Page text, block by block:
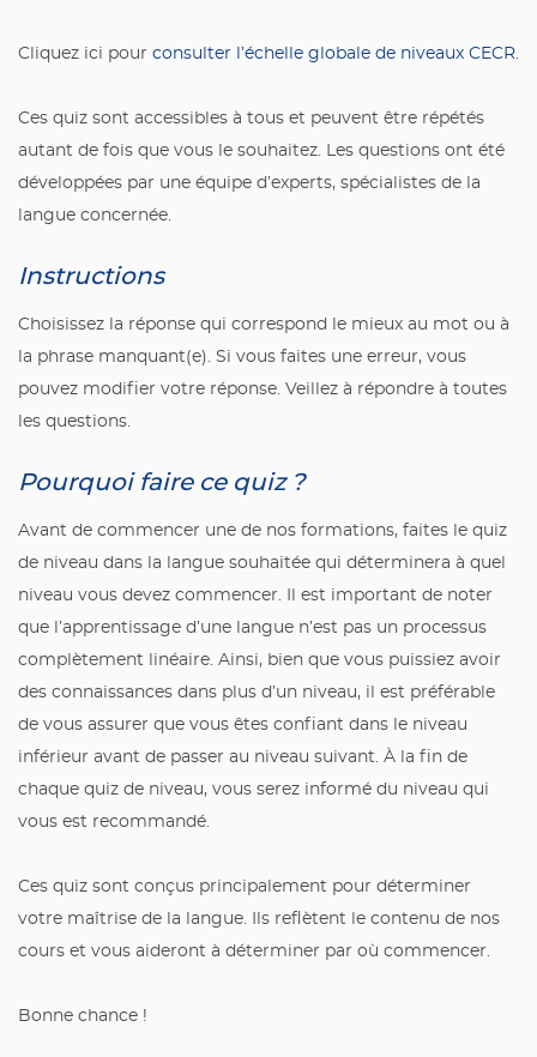
Cliquez ici pour consulter l’échelle globale de niveaux CECR.
Ces quiz sont accessibles à tous et peuvent être répétés
autant de fois que vous le souhaitez. Les questions ont été
développées par une équipe d’experts, spécialistes de la
langue concernée.
Instructions
Choisissez la réponse qui correspond le mieux au mot ou à
la phrase manquant(e). Si vous faites une erreur, vous
pouvez modifier votre réponse. Veillez à répondre à toutes
les questions.
Pourquoi faire ce quiz ?
Avant de commencer une de nos formations, faites le quiz
de niveau dans la langue souhaitée qui déterminera à quel
niveau vous devez commencer. Il est important de noter
que l’apprentissage d’une langue n’est pas un processus
complètement linéaire. Ainsi, bien que vous puissiez avoir
des connaissances dans plus d’un niveau, il est préférable
de vous assurer que vous êtes confiant dans le niveau
inférieur avant de passer au niveau suivant. À la fin de
chaque quiz de niveau, vous serez informé du niveau qui
vous est recommandé.
Ces quiz sont conçus principalement pour déterminer
votre maîtrise de la langue. Ils reflètent le contenu de nos
cours et vous aideront à déterminer par où commencer.
Bonne chance !